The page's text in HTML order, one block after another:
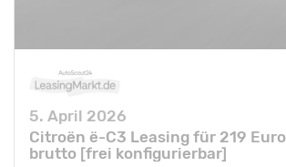
5. April 2026
Citroën ë-C3 Leasing für 219
brutto [frei konfigurierbar]